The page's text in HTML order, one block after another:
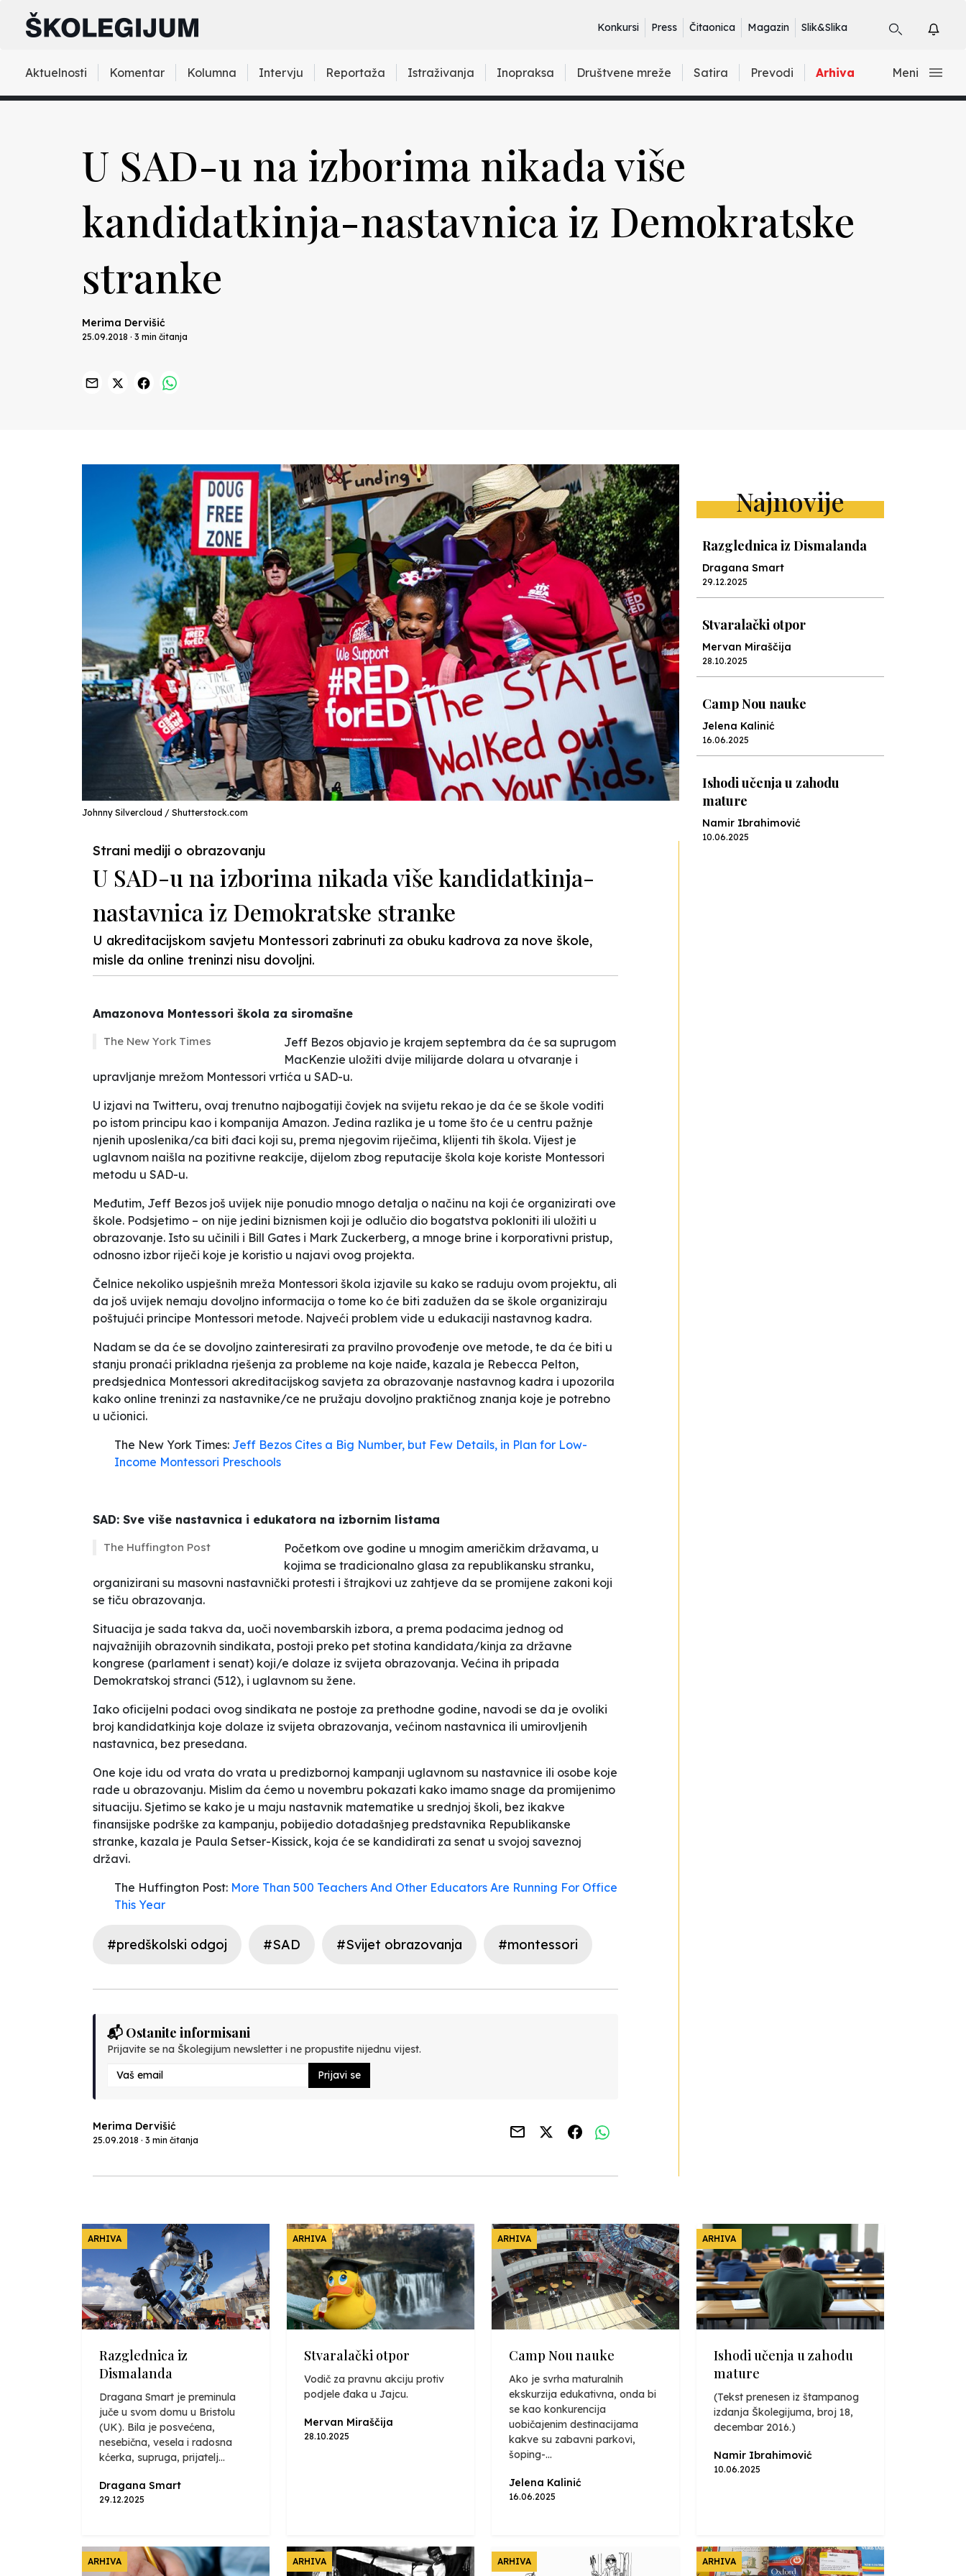
Konkursi Press Čitaonica Magazin Slik&Slika
Aktuelnosti Komentar Kolumna Intervju Reportaža Istraživanja Inopraksa Društvene mreže Satira Prevodi Arhiva Meni
U SAD-u na izborima nikada više
kandidatkinja-nastavnica iz Demokratske
stranke
Merima Dervišić
25.09.2018 · 3 min čitanja
Johnny Silvercloud / Shutterstock.com
Strani mediji o obrazovanju
U SAD-u na izborima nikada više kandidatkinja-
nastavnica iz Demokratske stranke
U akreditacijskom savjetu Montessori zabrinuti za obuku kadrova za nove škole,
misle da online treninzi nisu dovoljni.
Amazonova Montessori škola za siromašne
The New York Times
Jeff Bezos objavio je krajem septembra da će sa suprugom
MacKenzie uložiti dvije milijarde dolara u otvaranje i
upravljanje mrežom Montessori vrtića u SAD-u.
U izjavi na Twitteru, ovaj trenutno najbogatiji čovjek na svijetu rekao je da će se škole voditi
po istom principu kao i kompanija Amazon. Jedina razlika je u tome što će u centru pažnje
njenih uposlenika/ca biti đaci koji su, prema njegovim riječima, klijenti tih škola. Vijest je
uglavnom naišla na pozitivne reakcije, dijelom zbog reputacije škola koje koriste Montessori
metodu u SAD-u.
Međutim, Jeff Bezos još uvijek nije ponudio mnogo detalja o načinu na koji će organizirati ove
škole. Podsjetimo – on nije jedini biznismen koji je odlučio dio bogatstva pokloniti ili uložiti u
obrazovanje. Isto su učinili i Bill Gates i Mark Zuckerberg, a mnoge brine i korporativni pristup,
odnosno izbor riječi koje je koristio u najavi ovog projekta.
Čelnice nekoliko uspješnih mreža Montessori škola izjavile su kako se raduju ovom projektu, ali
da još uvijek nemaju dovoljno informacija o tome ko će biti zadužen da se škole organiziraju
poštujući principe Montessori metode. Najveći problem vide u edukaciji nastavnog kadra.
Nadam se da će se dovoljno zainteresirati za pravilno provođenje ove metode, te da će biti u
stanju pronaći prikladna rješenja za probleme na koje naiđe, kazala je Rebecca Pelton,
predsjednica Montessori akreditacijskog savjeta za obrazovanje nastavnog kadra i upozorila
kako online treninzi za nastavnike/ce ne pružaju dovoljno praktičnog znanja koje je potrebno
u učionici.
The New York Times: Jeff Bezos Cites a Big Number, but Few Details, in Plan for Low-
Income Montessori Preschools
SAD: Sve više nastavnica i edukatora na izbornim listama
The Huffington Post
Početkom ove godine u mnogim američkim državama, u
kojima se tradicionalno glasa za republikansku stranku,
organizirani su masovni nastavnički protesti i štrajkovi uz zahtjeve da se promijene zakoni koji
se tiču obrazovanja.
Situacija je sada takva da, uoči novembarskih izbora, a prema podacima jednog od
najvažnijih obrazovnih sindikata, postoji preko pet stotina kandidata/kinja za državne
kongrese (parlament i senat) koji/e dolaze iz svijeta obrazovanja. Većina ih pripada
Demokratskoj stranci (512), i uglavnom su žene.
Iako oficijelni podaci ovog sindikata ne postoje za prethodne godine, navodi se da je ovoliki
broj kandidatkinja koje dolaze iz svijeta obrazovanja, većinom nastavnica ili umirovljenih
nastavnica, bez presedana.
One koje idu od vrata do vrata u predizbornoj kampanji uglavnom su nastavnice ili osobe koje
rade u obrazovanju. Mislim da ćemo u novembru pokazati kako imamo snage da promijenimo
situaciju. Sjetimo se kako je u maju nastavnik matematike u srednjoj školi, bez ikakve
finansijske podrške za kampanju, pobijedio dotadašnjeg predstavnika Republikanske
stranke, kazala je Paula Setser-Kissick, koja će se kandidirati za senat u svojoj saveznoj
državi.
The Huffington Post: More Than 500 Teachers And Other Educators Are Running For Office
This Year
#predškolski odgoj #SAD #Svijet obrazovanja #montessori
📬 Ostanite informisani
Prijavite se na Školegijum newsletter i ne propustite nijednu vijest.
Prijavi se
Merima Dervišić
25.09.2018 · 3 min čitanja
Najnovije
Razglednica iz Dismalanda
Dragana Smart
29.12.2025
Stvaralački otpor
Mervan Miraščija
28.10.2025
Camp Nou nauke
Jelena Kalinić
16.06.2025
Ishodi učenja u zahodu
mature
Namir Ibrahimović
10.06.2025
ARHIVA
Razglednica iz
Dismalanda
Dragana Smart je preminula
juče u svom domu u Bristolu
(UK). Bila je posvećena,
nesebična, vesela i radosna
kćerka, supruga, prijatelj...
Dragana Smart
29.12.2025
ARHIVA
Stvaralački otpor
Vodič za pravnu akciju protiv
podjele đaka u Jajcu.
Mervan Miraščija
28.10.2025
ARHIVA
Camp Nou nauke
Ako je svrha maturalnih
ekskurzija edukativna, onda bi
se kao konkurencija
uobičajenim destinacijama
kakve su zabavni parkovi,
šoping-...
Jelena Kalinić
16.06.2025
ARHIVA
Ishodi učenja u zahodu
mature
(Tekst prenesen iz štampanog
izdanja Školegijuma, broj 18,
decembar 2016.)
Namir Ibrahimović
10.06.2025
ARHIVA ARHIVA ARHIVA ARHIVA